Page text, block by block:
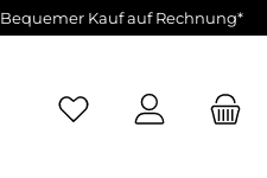
Bequemer Kauf auf Rechnung*
Du hast 0 Produkte